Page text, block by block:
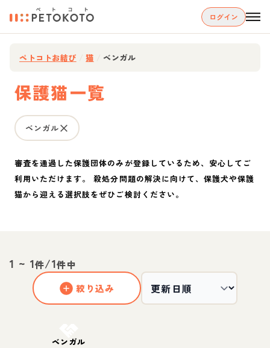
ログイン
ペトコトお結び 猫 ベンガル
保護猫一覧
ベンガル
審査を通過した保護団体のみが登録しているため、安心してご
利用いただけます。 殺処分問題の解決に向けて、保護犬や保護
猫から迎える選択肢をぜひご検討ください。
1 ~ 1件/1件中
絞り込み
ベンガル